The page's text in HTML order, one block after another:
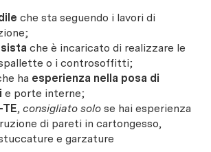
che sta seguendo i lavori di
che è incaricato di realizzare le
o i controsoffitti;
ha esperienza nella posa di
e porte interne;
, consigliato solo se hai esperienza
di pareti in cartongesso,
e garzature